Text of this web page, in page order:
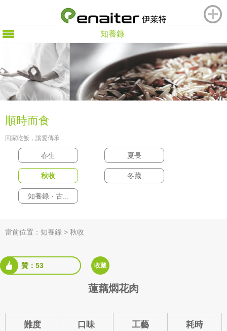
知養錄
順時而食
回家吃飯，讓愛傳承
春生 夏長
秋收 冬藏
知養錄 · 古...
當前位置： 知養錄 > 秋收
贊：53 收藏
蓮藕燜花肉
難度 口味 工藝 耗時